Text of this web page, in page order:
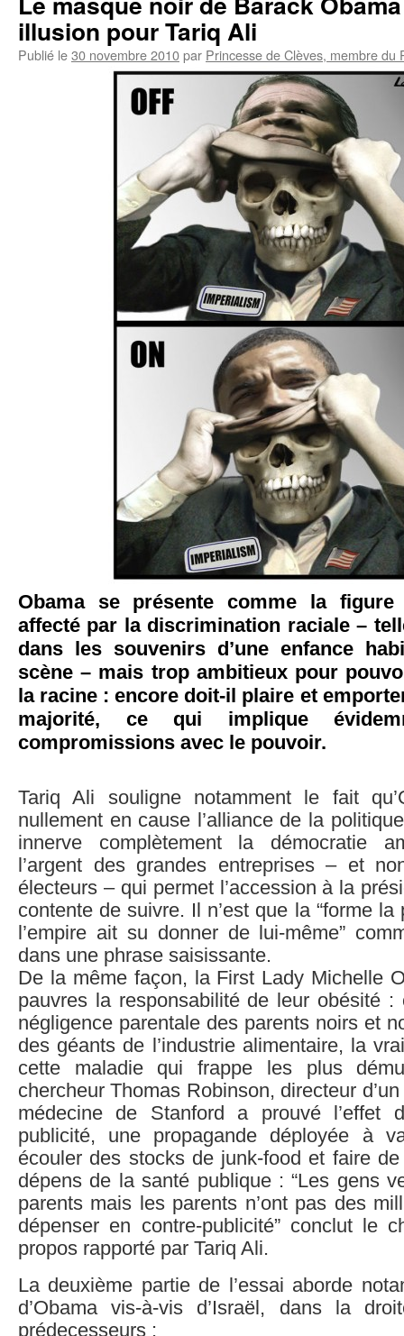
illusion pour Tariq Ali
Publié le30 novembre 2010par Princesse de Clèves, membre du
Obama se présente comme la
affecté par la discrimination raciale –
dans les souvenirs d’une enfance
scène – mais trop ambitieux pour
la racine : encore doit-il plaire et
majorité, ce qui implique
compromissions avec le pouvoir.
Tariq Ali souligne notamment le fait
nullement en cause l’alliance de la
innerve complètement la démocratie
l’argent des grandes entreprises – et
électeurs – qui permet l’accession à la
contente de suivre. Il n’est que la “forme
l’empire ait su donner de lui-même”
dans une phrase saisissante.
De la même façon, la First Lady Michelle
pauvres la responsabilité de leur obésité :
négligence parentale des parents noirs et
des géants de l’industrie alimentaire, la
cette maladie qui frappe les plus
chercheur Thomas Robinson, directeur
médecine de Stanford a prouvé l’effet
publicité, une propagande déployée à
écouler des stocks de junk-food et faire
dépens de la santé publique : “Les gens
parents mais les parents n’ont pas des
dépenser en contre-publicité” conclut le
propos rapporté par Tariq Ali.
La deuxième partie de l’essai aborde
d’Obama vis-à-vis d’Israël, dans la
prédecesseurs :